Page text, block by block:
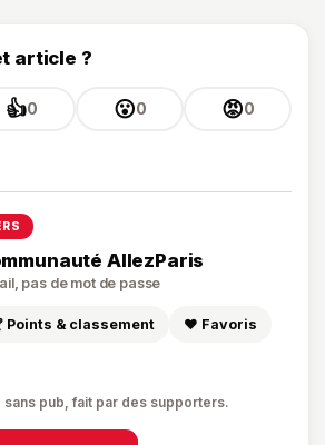
article ?
👍0 😮0 😡0
AllezParis
pas de mot de passe
Points & classement ❤️ Favoris
sans pub, fait par des supporters.